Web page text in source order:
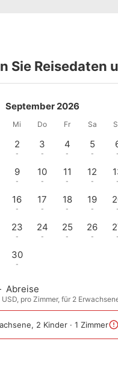
Sie Reisedaten
September 2026
Mi Do Fr Sa
2
-
3
-
4
-
5
- -
9
-
10
-
11
-
12
- -
16
-
17
-
18
-
19
- -
23
-
24
-
25
-
26
- -
30
-
Abreise
pro Zimmer, für 2
2 Kinder · 1 Zimmer